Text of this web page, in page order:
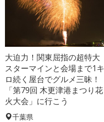
大迫力！関東屈指の超特大
スターマインと会場まで1キ
ロ続く屋台でグルメ三昧！
「第79回 木更津港まつり花
火大会」に行こう
千葉県